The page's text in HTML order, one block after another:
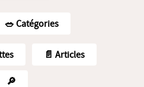
🥗️ Catégories
📄 Articles
🔎